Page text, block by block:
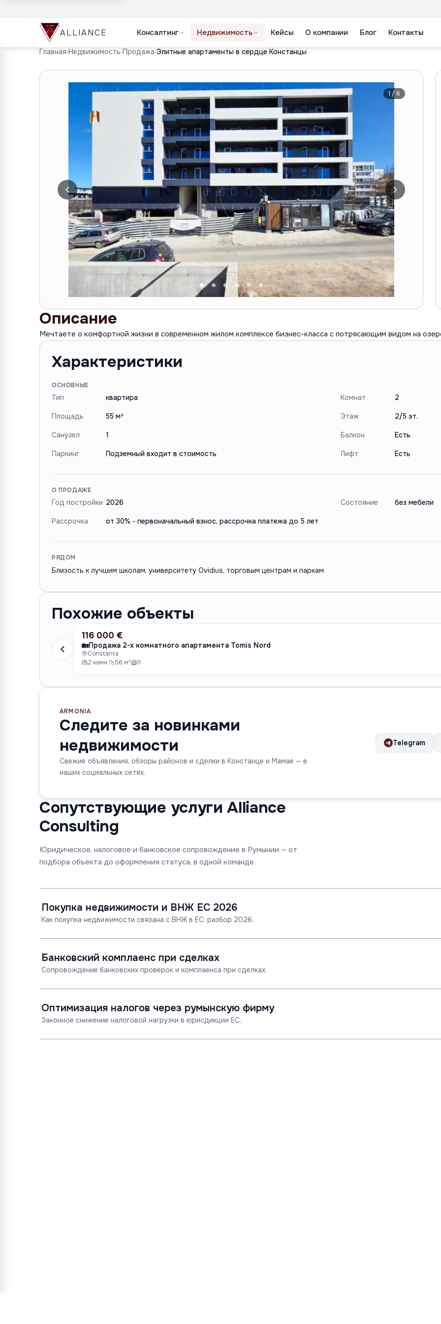
ALLIANCE Консалтинг Недвижимость Кейсы О компании Блог Контакты
Главная›Недвижимость›Продажа›Элитные апартаменты в сердце Констанцы
1 / 6
Описание
Мечтаете о комфортной жизни в современном жилом комплексе бизнес-класса с потрясающим видом на
Характеристики
ОСНОВНЫЕ
Тип квартира Комнат 2
Площадь 55 м² Этаж 2/5 эт.
Санузел 1 Балкон Есть
Паркинг Подземный входит в стоимость Лифт Есть
О ПРОДАЖЕ
Год постройки 2026 Состояние без мебели
Рассрочка от 30% - первоначальный взнос, рассрочка платежа до 5 лет
РЯДОМ
Близость к лучшим школам, университету Ovidius, торговым центрам и паркам
Похожие объекты
ПРОДАЖА
116 000 €
🏡Продажа 2-х комнатного апартамента Tomis Nord
Constanta
2 комн.
56 м² 11
ARMONIA
Следите за новинками
недвижимости
Свежие объявления, обзоры районов и сделки в Констанце и Мамае — в
наших социальных сетях.
Telegram
Сопутствующие услуги Alliance
Consulting
Юридическое, налоговое и банковское сопровождение в Румынии — от
подбора объекта до оформления статуса, в одной команде.
Покупка недвижимости и ВНЖ ЕС 2026
Как покупка недвижимости связана с ВНЖ в ЕС: разбор 2026.
Банковский комплаенс при сделках
Сопровождение банковских проверок и комплаенса при сделках.
Оптимизация налогов через румынскую фирму
Законное снижение налоговой нагрузки в юрисдикции ЕС.